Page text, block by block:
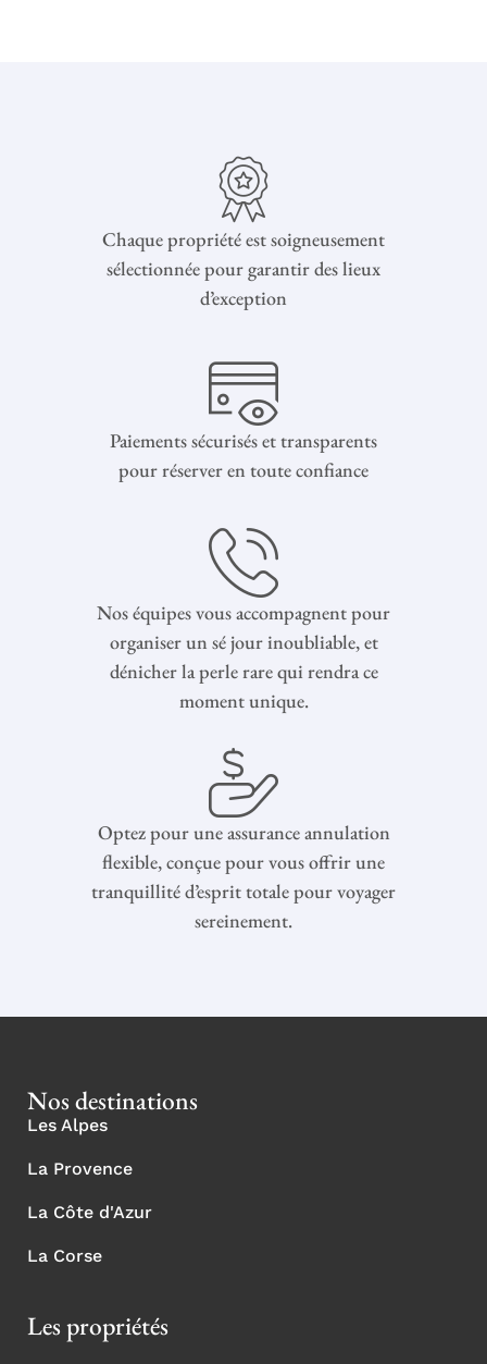
Chaque propriété est soigneusement
sélectionnée pour garantir des lieux
d’exception
Paiements sécurisés et transparents
pour réserver en toute confiance
Nos équipes vous accompagnent pour
organiser un sé jour inoubliable, et
dénicher la perle rare qui rendra ce
moment unique.
Optez pour une assurance annulation
flexible, conçue pour vous offrir une
tranquillité d’esprit totale pour voyager
sereinement.
Nos destinations
Les Alpes
La Provence
La Côte d'Azur
La Corse
Les propriétés